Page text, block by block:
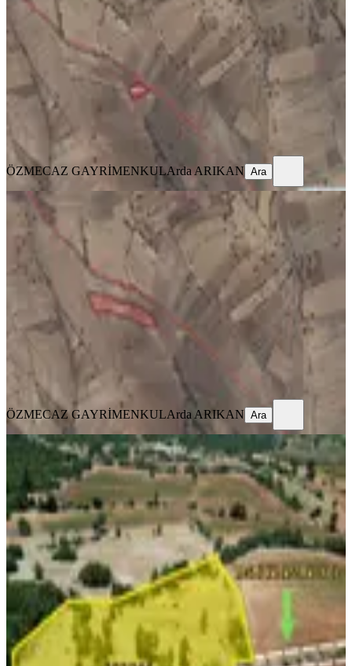
Kale, Adamharmanı Mahallesi
1609 m²
Yolu Açılmış 171/m² 10.03.2026
399.000 ₺
ÖZMECAZ GAYRİMENKUL Arda ARIKAN
Ara
ÖZMECAZ GAYRİMENKULArda ARIKAN Ara
YOLU AÇIK
17
Kale Adamharmanın'da Yola Yakın
6853m2 Tek Tapu Fırsat Tarla
Kale, Adamharmanı Mahallesi
6853 m²· Yolu Açılmış ·157/m²· 10.03.2026
1.075.000 ₺
ÖZMECAZ GAYRİMENKULArda ARIKAN Ara
18
Yatırım Fırsatı! Denizli Kale Özlüce’de
4.685 M² Satılık Tarla
Kale, Özlüce Mahallesi
4685 m²· 211/m² ·08.03.2026
990.000 ₺ 1.200.000 ₺
Uzun Group GayrimenkulMuhterem Uzun
Ara